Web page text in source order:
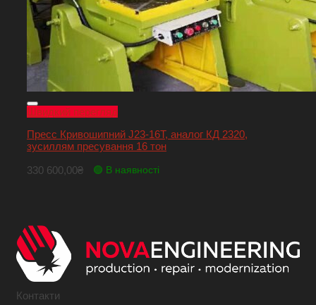
Швидкий перегляд
Пресс Кривошипний J23-16T, аналог КД 2320,
зусиллям пресування 16 тон
330 600,00₴ 🟢 В наявності
Контакти